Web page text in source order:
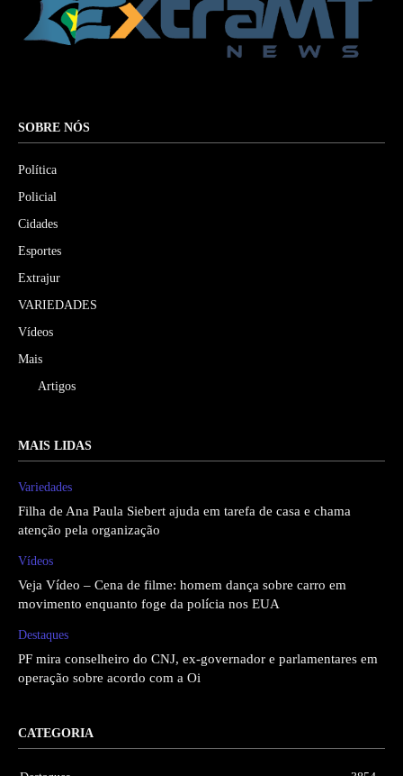
SOBRE NÓS
Política
Policial
Cidades
Esportes
Extrajur
VARIEDADES
Vídeos
Mais
Artigos
MAIS LIDAS
Variedades
Filha de Ana Paula Siebert ajuda em tarefa de casa e chama
atenção pela organização
Vídeos
Veja Vídeo – Cena de filme: homem dança sobre carro em
movimento enquanto foge da polícia nos EUA
Destaques
PF mira conselheiro do CNJ, ex-governador e parlamentares em
operação sobre acordo com a Oi
CATEGORIA